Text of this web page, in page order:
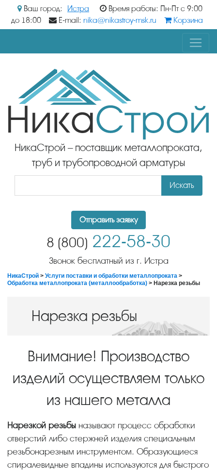
Ваш город: Истра
Время работы: Пн-Пт с 9:00
до 18:00
E-mail: nika@nikastroy-msk.ru Корзина
НикаСтрой – поставщик металлопроката,
труб и трубопроводной арматуры
Искать
Отправить заявку
8 (800) 222-58-30
Звонок бесплатный из г. Истра
НикаСтрой > Услуги поставки и обработки металлопроката >
Обработка металлопроката (металлообработка) > Нарезка резьбы
Нарезка резьбы
Внимание! Производство
изделий осуществляем только
из нашего металла
Нарезкой резьбы называют процесс обработки
отверстий либо стержней изделия специальным
резьбонарезным инструментом. Образующиеся
спиралевидные впадины используются для быстрого